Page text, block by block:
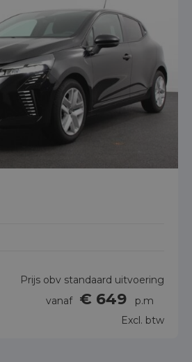
Prijs obv standaard uitvoering
vanaf € 649
p.m
Excl. btw